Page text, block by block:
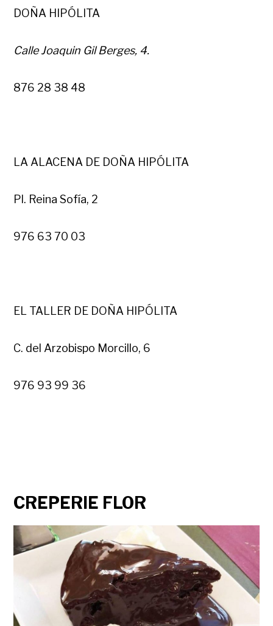
DOÑA HIPÓLITA
Calle Joaquin Gil Berges, 4.
876 28 38 48
LA ALACENA DE DOÑA HIPÓLITA
Pl. Reina Sofía, 2
976 63 70 03
EL TALLER DE DOÑA HIPÓLITA
C. del Arzobispo Morcillo, 6
976 93 99 36
CREPERIE FLOR